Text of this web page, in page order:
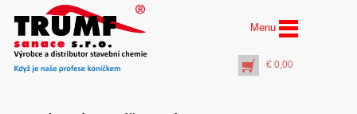
Menu
€ 0,00